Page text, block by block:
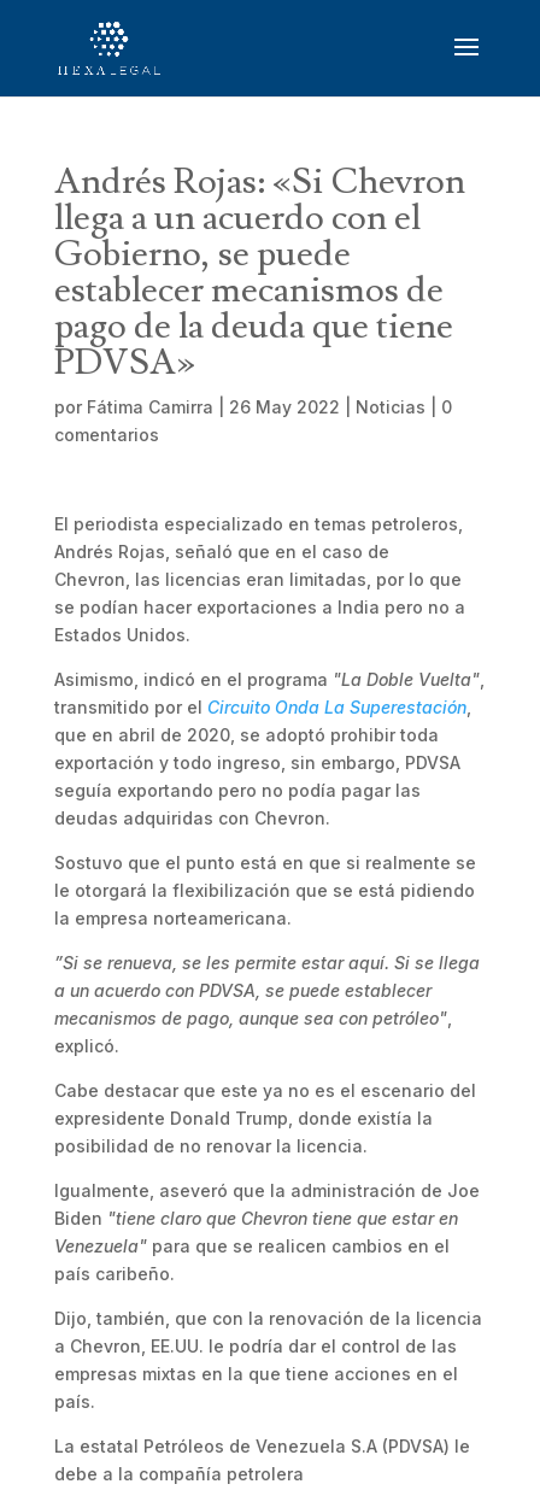
Andrés Rojas: «Si Chevron
llega a un acuerdo con el
Gobierno, se puede
establecer mecanismos de
pago de la deuda que tiene
PDVSA»
por Fátima Camirra 26 May 2022 Noticias
0
comentarios
El periodista especializado en temas petroleros,
Andrés Rojas, señaló que en el caso de
Chevron, las licencias eran limitadas, por lo que
se podían hacer exportaciones a India pero no a
Estados Unidos.
Asimismo, indicó en el programa "La Doble Vuelta",
transmitido por el Circuito Onda La Superestación,
que en abril de 2020, se adoptó prohibir toda
exportación y todo ingreso, sin embargo, PDVSA
seguía exportando pero no podía pagar las
deudas adquiridas con Chevron.
Sostuvo que el punto está en que si realmente se
le otorgará la flexibilización que se está pidiendo
la empresa norteamericana.
”Si se renueva, se les permite estar aquí. Si se llega
a un acuerdo con PDVSA, se puede establecer
mecanismos de pago, aunque sea con petróleo",
explicó.
Cabe destacar que este ya no es el escenario del
expresidente Donald Trump, donde existía la
posibilidad de no renovar la licencia.
Igualmente, aseveró que la administración de Joe
Biden "tiene claro que Chevron tiene que estar en
Venezuela"para que se realicen cambios en el
país caribeño.
Dijo, también, que con la renovación de la licencia
a Chevron, EE.UU. le podría dar el control de las
empresas mixtas en la que tiene acciones en el
país.
La estatal Petróleos de Venezuela S.A (PDVSA) le
debe a la compañía petrolera